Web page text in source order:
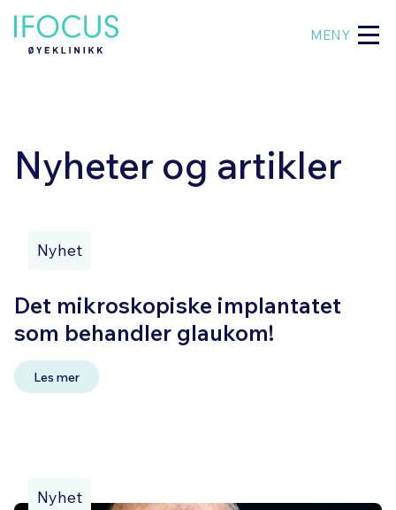
MENY
Nyheter og artikler
Nyhet
Det mikroskopiske implantatet
som behandler glaukom!
Les mer
Nyhet